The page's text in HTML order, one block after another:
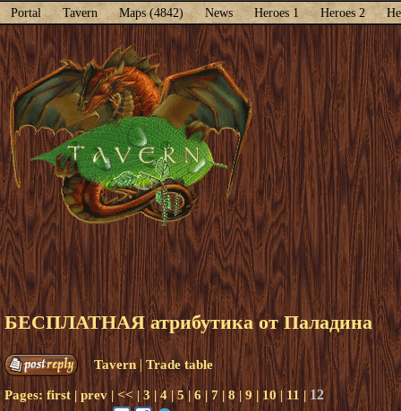
Portal Tavern Maps (4842) News Heroes 1 Heroes 2
БЕСПЛАТНАЯ атрибутика от Паладина
Tavern| Trade table
Pages:first | prev | << | 3 |4|5|6 | 7 | 8|9 | 10|11 | 12